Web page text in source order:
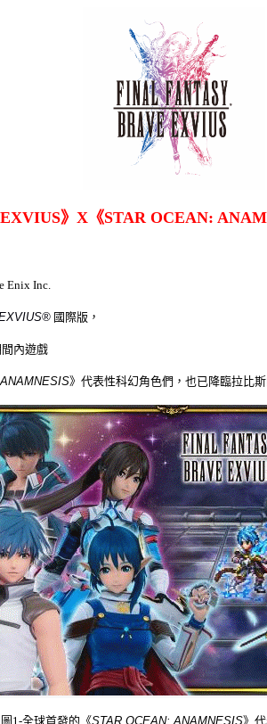
》 X《STAR OCEAN:
Enix Inc.
國際版，
內遊戲
》代表性科幻角色們，也已降臨拉比
圖 1-全球首發的《STAR OCEAN: ANAMNESIS》